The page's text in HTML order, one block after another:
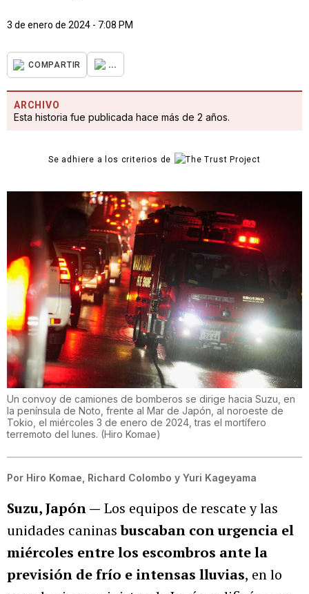
3 de enero de 2024 - 7:08 PM
COMPARTIR ...
ARCHIVO
Esta historia fue publicada hace más de 2 años.
Se adhiere a los criterios de
Un convoy de camiones de bomberos se dirige hacia Suzu, en
la península de Noto, frente al Mar de Japón, al noroeste de
Tokio, el miércoles 3 de enero de 2024, tras el mortífero
terremoto del lunes. (Hiro Komae)
Por Hiro Komae, Richard Colombo y Yuri Kageyama
Suzu, Japón — Los equipos de rescate y las
unidades caninasbuscaban con urgencia el
miércoles entre los escombros ante la
previsión de frío e intensas lluvias, en lo